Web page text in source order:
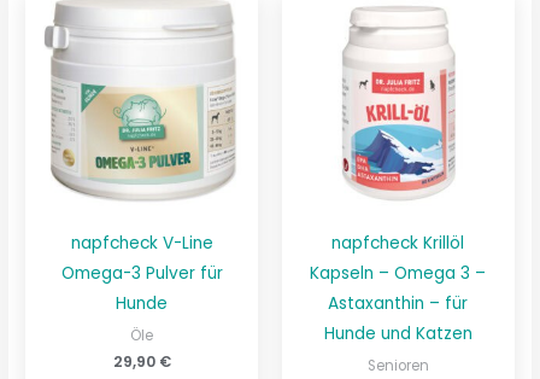
napfcheck V-Line
Omega-3 Pulver für
Hunde
Öle
29,90 €
napfcheck Krillöl
Kapseln – Omega 3 –
Astaxanthin – für
Hunde und Katzen
Senioren